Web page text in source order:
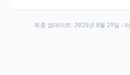
최종 업데이트: 2025년 8월 29일 ·